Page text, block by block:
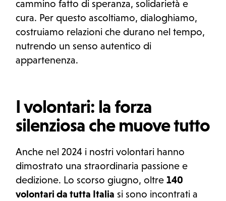
cammino fatto di speranza, solidarietà e
cura. Per questo ascoltiamo, dialoghiamo,
costruiamo relazioni che durano nel tempo,
nutrendo un senso autentico di
appartenenza.
I volontari: la forza
silenziosa che muove tutto
Anche nel 2024 i nostri volontari hanno
dimostrato una straordinaria passione e
dedizione. Lo scorso giugno, oltre140
volontari da tutta Italia si sono incontrati a